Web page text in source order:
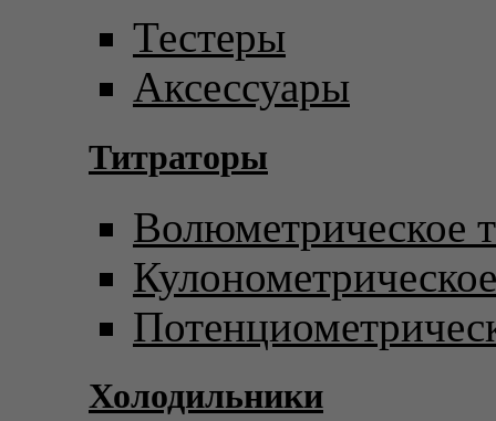
Тестеры
Аксессуары
Титраторы
Волюметрическое
Холодильники